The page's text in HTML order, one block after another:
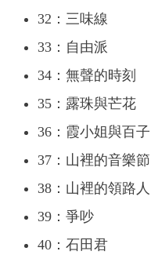
32：三味線
33：自由派
34：無聲的時刻
35：露珠與芒花
36：霞小姐與百子
37：山裡的音樂節
38：山裡的領路人
39：爭吵
40：石田君